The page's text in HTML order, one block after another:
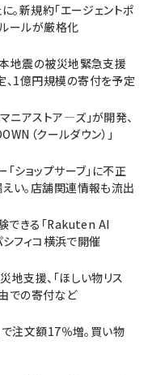
新規約「エージェントポ
ールが厳格化
本地震の被災地緊急支援
1億円規模の寄付を予定
ニアストア―ズ」が開発、
（クールダウン）」
ショップサーブ」に不正
い。店舗関連情報も流出
できる「Rakuten AI
フィコ横浜で開催
支援、「ほしい物リス
での寄付など
で注文額17％増。買い物